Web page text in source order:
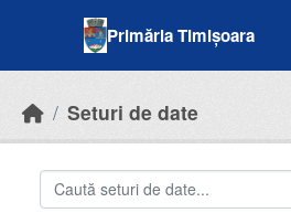
Primăria Timișoara
Seturi de date